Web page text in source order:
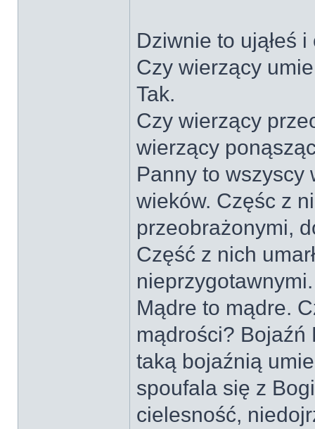
Dziwnie to ująłeś
Czy wierzący
Tak.
Czy wierzący
wierzący
Panny to wszyscy
wieków. Częśc z
przeobrażonymi,
Część z nich
Mądre to mądre.
mądrości? Bojaźń
taką bojaźnią
spoufala się z
cielesność,